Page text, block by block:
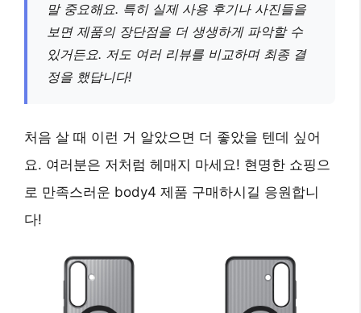
말 중요해요. 특히 실제 사용 후기나 사진들을
보면 제품의 장단점을 더 생생하게 파악할 수
있거든요. 저도 여러 리뷰를 비교하며 최종 결
정을 했답니다!
처음 살 때 이런 거 알았으면 더 좋았을 텐데 싶어
요. 여러분은 저처럼 헤매지 마세요! 현명한 쇼핑으
로 만족스러운 body4 제품 구매하시길 응원합니
다!